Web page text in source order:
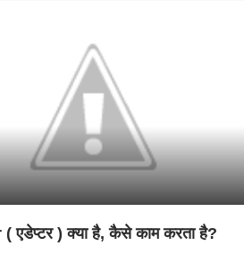
एडेप्टर ) क्या है, कैसे काम करता है?